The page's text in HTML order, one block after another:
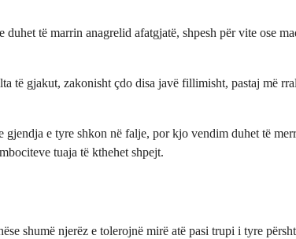
të marrin anagrelid afatgjatë, shpesh për vite ose
të gjakut, zakonisht çdo disa javë fillimisht, pastaj më
e tyre shkon në falje, por kjo vendim duhet të
tuaja të kthehet shpejt.
shumë njerëz e tolerojnë mirë atë pasi trupi i tyre